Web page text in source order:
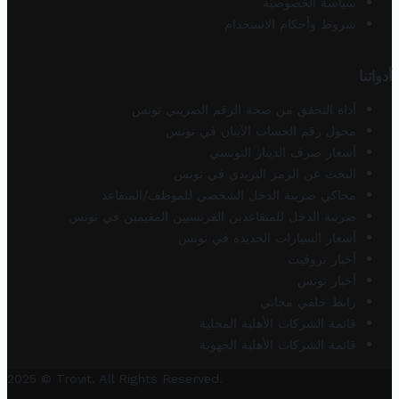
شروط وأحكام الاستخدام
أدواتنا
أداة التحقق من صحة الرقم الضريبي تونس
محول رقم الحساب الآيبان في تونس
أسعار صرف الدينار التونسي
البحث عن الرمز البريدي في تونس
محاكي ضريبة الدخل الشخصي للموظف/المتقاعد
ضريبة الدخل للمتقاعدين الفرنسيين المقيمين في تونس
أسعار السيارات الجديدة في تونس
أخبار تروفيت
أخبار تونس
رابط خلفي مجاني
قائمة الشركات الأهلية المحلية
قائمة الشركات الأهلية الجهوية
2025 © Trovit. All Rights Reserved.